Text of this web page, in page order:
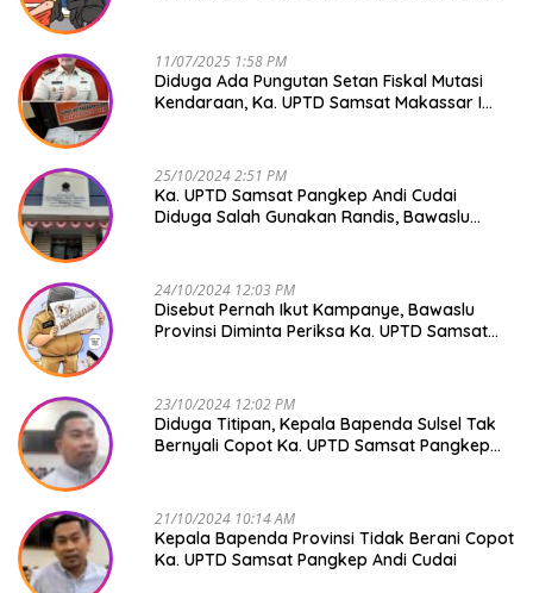
11/07/2025 1:58 PM
Diduga Ada Pungutan Setan Fiskal Mutasi
Kendaraan, Ka. UPTD Samsat Makassar I
25/10/2024 2:51 PM
Ka. UPTD Samsat Pangkep Andi Cudai
Diduga Salah Gunakan Randis, Bawaslu
24/10/2024 12:03 PM
Disebut Pernah Ikut Kampanye, Bawaslu
Provinsi Diminta Periksa Ka. UPTD Samsat
23/10/2024 12:02 PM
Diduga Titipan, Kepala Bapenda Sulsel Tak
Bernyali Copot Ka. UPTD Samsat Pangkep
21/10/2024 10:14 AM
Kepala Bapenda Provinsi Tidak Berani Copot
Ka. UPTD Samsat Pangkep Andi Cudai